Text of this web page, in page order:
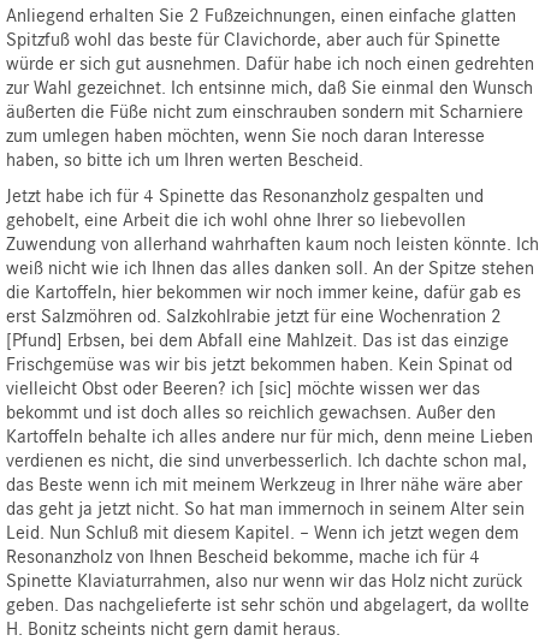
Anliegend erhalten Sie 2 Fußzeichnungen, einen einfache glatten
Spitzfuß wohl das beste für Clavichorde, aber auch für Spinette
würde er sich gut ausnehmen. Dafür habe ich noch einen gedrehten
zur Wahl gezeichnet. Ich entsinne mich, daß Sie einmal den Wunsch
äußerten die Füße nicht zum einschrauben sondern mit Scharniere
zum umlegen haben möchten, wenn Sie noch daran Interesse
haben, so bitte ich um Ihren werten Bescheid.
Jetzt habe ich für 4 Spinette das Resonanzholz gespalten und
gehobelt, eine Arbeit die ich wohl ohne Ihrer so liebevollen
Zuwendung von allerhand wahrhaften kaum noch leisten könnte. Ich
weiß nicht wie ich Ihnen das alles danken soll. An der Spitze stehen
die Kartoffeln, hier bekommen wir noch immer keine, dafür gab es
erst Salzmöhren od. Salzkohlrabie jetzt für eine Wochenration 2
[Pfund] Erbsen, bei dem Abfall eine Mahlzeit. Das ist das einzige
Frischgemüse was wir bis jetzt bekommen haben. Kein Spinat od
vielleicht Obst oder Beeren? ich [sic] möchte wissen wer das
bekommt und ist doch alles so reichlich gewachsen. Außer den
Kartoffeln behalte ich alles andere nur für mich, denn meine Lieben
verdienen es nicht, die sind unverbesserlich. Ich dachte schon mal,
das Beste wenn ich mit meinem Werkzeug in Ihrer nähe wäre aber
das geht ja jetzt nicht. So hat man immernoch in seinem Alter sein
Leid. Nun Schluß mit diesem Kapitel. – Wenn ich jetzt wegen dem
Resonanzholz von Ihnen Bescheid bekomme, mache ich für 4
Spinette Klaviaturrahmen, also nur wenn wir das Holz nicht zurück
geben. Das nachgelieferte ist sehr schön und abgelagert, da wollte
H. Bonitz scheints nicht gern damit heraus.